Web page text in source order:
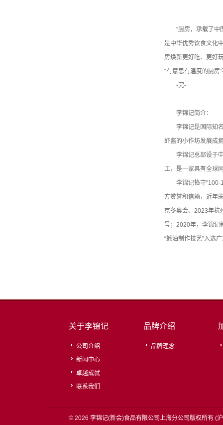
“厨房，承载了中
是中华优秀饮食文化
房焕新更好吃、更好
“有意思有温度的厨房
-完-
李锦记简介：
李锦记是国际知
虾酱的小作坊发展成
李锦记总部设于
工，是一家具有全球
李锦记恪守"100-
方赞誉和信赖，近年
京冬奥会、2023年杭
号；2020年，李锦记
“蚝油制作技艺”入选
关于李锦记
公司介绍
新闻中心
卓越成就
联系我们
品牌介绍
品牌理念
© 2026 李锦记(新会)食品有限公司上海分公司版权所有 (